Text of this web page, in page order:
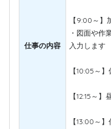
仕事の内容
【9:00～】
・図面や作
入力します
【10:05～
【12:15～】
【13:00～